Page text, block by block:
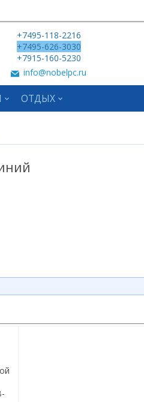
+7495-118-2216
+7495-626-3030
+7915-160-5230
info@nobelpc.ru
ОТДЫХ